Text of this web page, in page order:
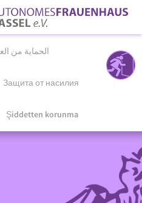
الحماية من
Защита от насилия
Şiddetten korunma